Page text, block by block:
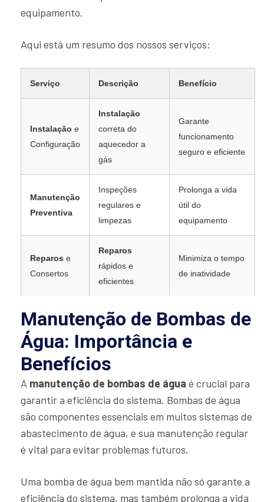
equipamento.
Aqui está um resumo dos nossos serviços:
Serviço Descrição Benefício
Instalação e
Configuração
Instalação
correta do
aquecedor a
gás
Garante
funcionamento
seguro e eficiente
Manutenção
Preventiva
Inspeções
regulares e
limpezas
Prolonga a vida
útil do
equipamento
Reparos e
Consertos
Reparos
rápidos e
eficientes
Minimiza o tempo
de inatividade
Manutenção de Bombas de
Água: Importância e
Benefícios
A manutenção de bombas de água é crucial para
garantir a eficiência do sistema. Bombas de água
são componentes essenciais em muitos sistemas de
abastecimento de água, e sua manutenção regular
é vital para evitar problemas futuros.
Uma bomba de água bem mantida não só garante a
eficiência do sistema, mas também prolonga a vida